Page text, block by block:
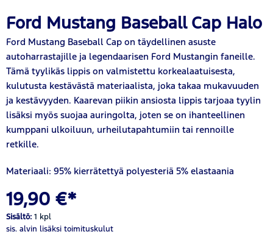
Ford Mustang Baseball Cap Halo
Ford Mustang Baseball Cap on täydellinen asuste
autoharrastajille ja legendaarisen Ford Mustangin faneille.
Tämä tyylikäs lippis on valmistettu korkealaatuisesta,
kulutusta kestävästä materiaalista, joka takaa mukavuuden
ja kestävyyden. Kaarevan piikin ansiosta lippis tarjoaa tyylin
lisäksi myös suojaa auringolta, joten se on ihanteellinen
kumppani ulkoiluun, urheilutapahtumiin tai rennoille
retkille.
Materiaali: 95% kierrätettyä polyesteriä 5% elastaania
19,90 €*
Sisältö: 1 kpl
sis. alvin lisäksi toimituskulut